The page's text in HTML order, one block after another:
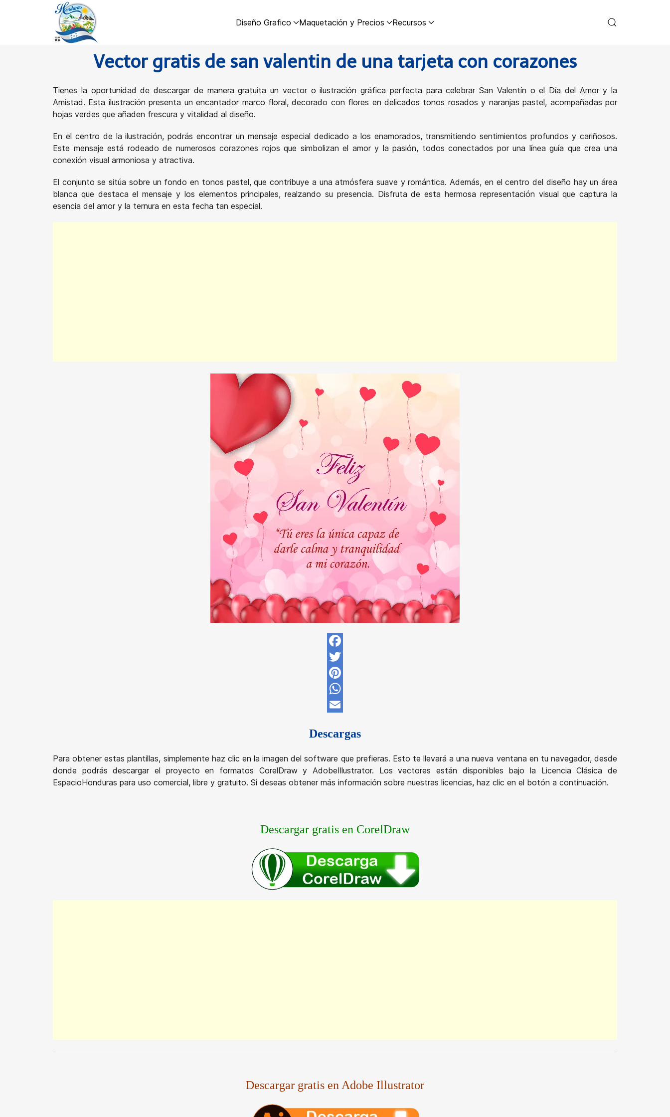
Diseño Grafico Maquetación y Precios Recursos
Vector gratis de san valentin de una tarjeta con corazones
Tienes la oportunidad de descargar de manera gratuita un vector o ilustración gráfica perfecta para celebrar San Valentín o el Día del Amor y la
Amistad. Esta ilustración presenta un encantador marco floral, decorado con flores en delicados tonos rosados y naranjas pastel, acompañadas por
hojas verdes que añaden frescura y vitalidad al diseño.
En el centro de la ilustración, podrás encontrar un mensaje especial dedicado a los enamorados, transmitiendo sentimientos profundos y cariñosos.
Este mensaje está rodeado de numerosos corazones rojos que simbolizan el amor y la pasión, todos conectados por una línea guía que crea una
conexión visual armoniosa y atractiva.
El conjunto se sitúa sobre un fondo en tonos pastel, que contribuye a una atmósfera suave y romántica. Además, en el centro del diseño hay un área
blanca que destaca el mensaje y los elementos principales, realzando su presencia. Disfruta de esta hermosa representación visual que captura la
esencia del amor y la ternura en esta fecha tan especial.
Facebook
Twitter
Pinterest
WhatsApp
Descargas
Para obtener estas plantillas, simplemente haz clic en la imagen del software que prefieras. Esto te llevará a una nueva ventana en tu navegador, desde
donde podrás descargar el proyecto en formatos CorelDraw y AdobeIllustrator. Los vectores están disponibles bajo la Licencia Clásica de
EspacioHonduras para uso comercial, libre y gratuito. Si deseas obtener más información sobre nuestras licencias, haz clic en el botón a continuación.
Descargar gratis en CorelDraw
Descargar gratis en Adobe Illustrator